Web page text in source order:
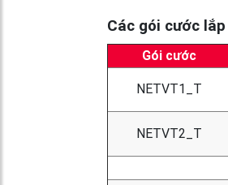
Các gói cước
Gói cước
NETVT1_T
NETVT2_T